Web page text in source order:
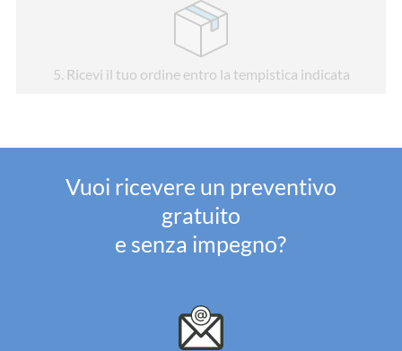
5. Ricevi il tuo ordine entro la tempistica indicata
Vuoi ricevere un preventivo
gratuito
e senza impegno?